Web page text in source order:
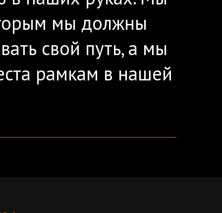
мы должны
свой путь, а мы
рамкам в нашей